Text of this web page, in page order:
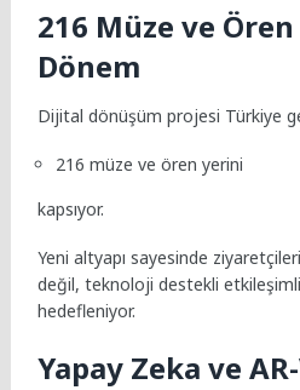
216 Müze ve
Dönem
Dijital dönüşüm projesi Türkiye
216 müze ve ören yerini
kapsıyor.
Yeni altyapı sayesinde
değil, teknoloji destekli
hedefleniyor.
Yapay Zeka ve